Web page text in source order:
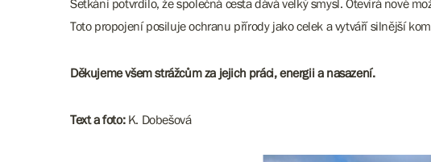
Setkání potvrdilo, že společná cesta dává velký smysl. Otevírá nové
Toto propojení posiluje ochranu přírody jako celek a vytváří silnější
Děkujeme všem strážcům za jejich práci, energii a nasazení.
​​​​​​​Text a foto:K. Dobešová